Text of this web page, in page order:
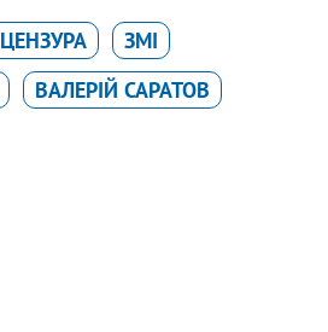
ЦЕНЗУРА
ЗМІ
ВАЛЕРІЙ САРАТОВ